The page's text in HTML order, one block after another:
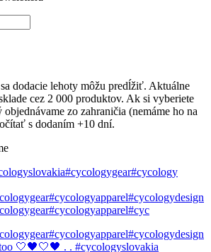
dodacie lehoty môžu predĺžiť. Aktuálne
cez 2 000 produktov. Ak si vyberiete
zo zahraničia (nemáme ho na
s dodaním +10 dní.
🤍🖤🤍🖤 . . #cycologyslovakia